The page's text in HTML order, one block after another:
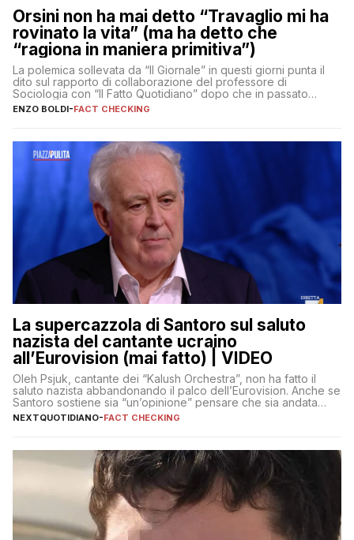
Orsini non ha mai detto “Travaglio mi ha
rovinato la vita” (ma ha detto che
“ragiona in maniera primitiva”)
La polemica sollevata da “Il Giornale” in questi giorni punta il
dito sul rapporto di collaborazione del professore di
Sociologia con “Il Fatto Quotidiano” dopo che in passato
erano volati stracci
ENZO BOLDI-FACT CHECKING
La supercazzola di Santoro sul saluto
nazista del cantante ucraino
all’Eurovision (mai fatto) | VIDEO
Oleh Psjuk, cantante dei “Kalush Orchestra”, non ha fatto il
saluto nazista abbandonando il palco dell’Eurovision. Anche se
Santoro sostiene sia “un’opinione” pensare che sia andata
così
NEXTQUOTIDIANO-FACT CHECKING